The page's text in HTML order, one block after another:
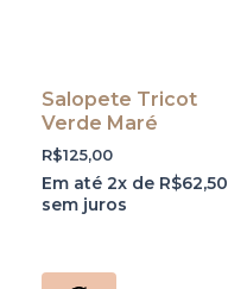
Salopete Tricot
Verde Maré
R$125,00
Em até 2x de R$62,50
sem juros